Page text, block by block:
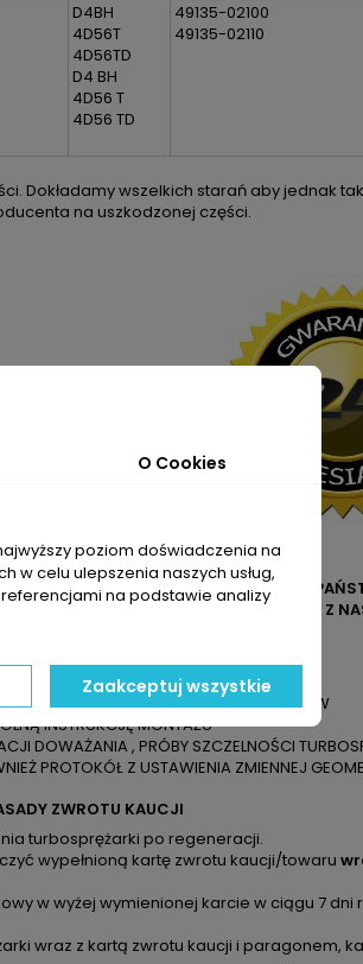
D4BH
4D56T
4D56TD
D4 BH
4D56 T
4D56 TD
49135-02100
49135-02110
Dokładamy wszelkich starań aby jednak tak
na uszkodzonej części.
PRODUKTU LUB OZNACZENIA Z
TELEFONICZNEGO LUB MAILOWEGO Z
DOWÓD SPRZEDAŻY
ZWROTU TOWARU / KAUCJI
NA 24 MIESIĄCE BEZ LIMITU KILOMETRÓW
INSTRUKCJĘ MONTAŻU
DOWAŻANIA , PRÓBY SZCZELNOŚCI
PROTOKÓŁ Z USTAWIENIA ZMIENNEJ
ZWROTU KAUCJI
turbosprężarki po regeneracji.
wypełnioną kartę zwrotu kaucji/towaru
w wyżej wymienionej karcie w ciągu 7
wraz z kartą zwrotu kaucji i paragonem,
O Cookies
poziom doświadczenia na
w celu ulepszenia naszych usług,
na podstawie analizy
Zaakceptuj wszystkie